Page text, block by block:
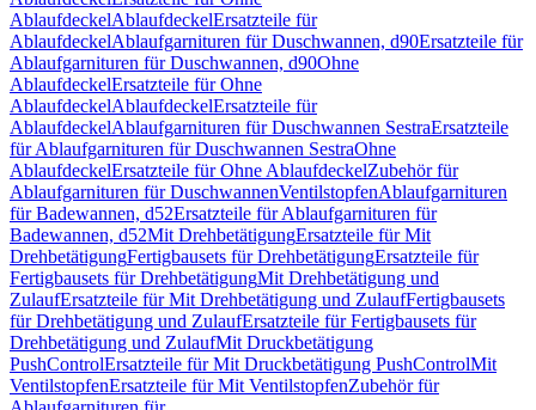
AblaufdeckelAblaufdeckelErsatzteile für
AblaufdeckelAblaufgarnituren für Duschwannen, d90Ersatzteile für
Ablaufgarnituren für Duschwannen, d90Ohne
AblaufdeckelErsatzteile für Ohne
AblaufdeckelAblaufdeckelErsatzteile für
AblaufdeckelAblaufgarnituren für Duschwannen SestraErsatzteile
für Ablaufgarnituren für Duschwannen SestraOhne
AblaufdeckelErsatzteile für Ohne AblaufdeckelZubehör für
Ablaufgarnituren für DuschwannenVentilstopfenAblaufgarnituren
für Badewannen, d52Ersatzteile für Ablaufgarnituren für
Badewannen, d52Mit DrehbetätigungErsatzteile für Mit
DrehbetätigungFertigbausets für DrehbetätigungErsatzteile für
Fertigbausets für DrehbetätigungMit Drehbetätigung und
ZulaufErsatzteile für Mit Drehbetätigung und ZulaufFertigbausets
für Drehbetätigung und ZulaufErsatzteile für Fertigbausets für
Drehbetätigung und ZulaufMit Druckbetätigung
PushControlErsatzteile für Mit Druckbetätigung PushControlMit
VentilstopfenErsatzteile für Mit VentilstopfenZubehör für